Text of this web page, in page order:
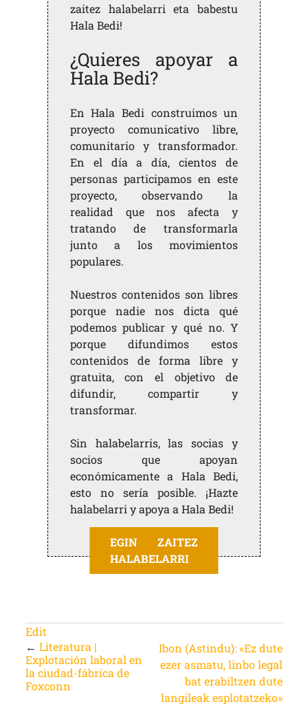
zaitez halabelarri eta babestu
Hala Bedi!
¿Quieres apoyar a
Hala Bedi?
En Hala Bedi construimos un
proyecto comunicativo libre,
comunitario y transformador.
En el día a día, cientos de
personas participamos en este
proyecto, observando la
realidad que nos afecta y
tratando de transformarla
junto a los movimientos
populares.
Nuestros contenidos son libres
porque nadie nos dicta qué
podemos publicar y qué no. Y
porque difundimos estos
contenidos de forma libre y
gratuita, con el objetivo de
difundir, compartir y
transformar.
Sin halabelarris, las socias y
socios que apoyan
económicamente a Hala Bedi,
esto no sería posible. ¡Hazte
halabelarri y apoya a Hala Bedi!
EGIN ZAITEZ
HALABELARRI
Edit
← Literatura |
Explotación laboral en
la ciudad-fábrica de
Foxconn
Ibon (Astindu): «Ez dute
ezer asmatu, linbo legal
bat erabiltzen dute
langileak esplotatzeko»